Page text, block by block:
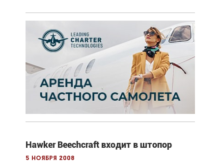
Hawker Beechcraft входит в штопор
5 ноября 2008